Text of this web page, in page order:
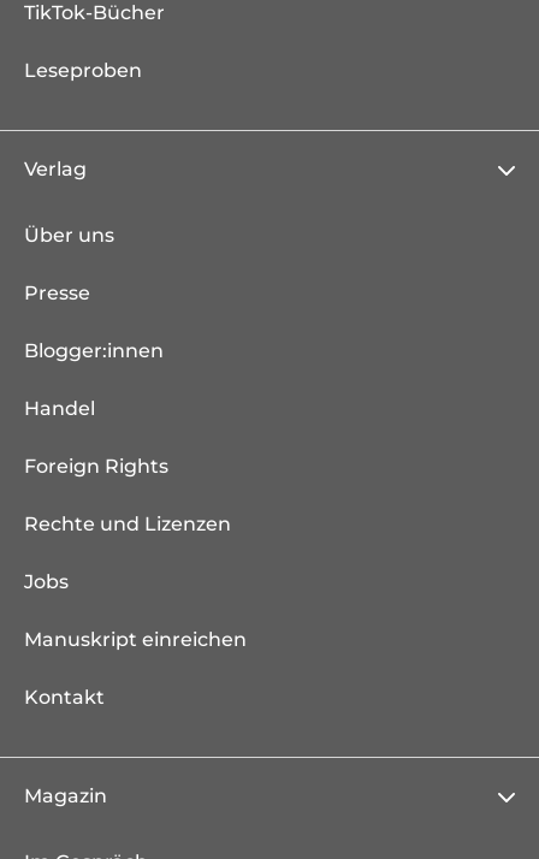
TikTok-Bücher
Leseproben
Verlag
Über uns
Presse
Blogger:innen
Handel
Foreign Rights
Rechte und Lizenzen
Jobs
Manuskript einreichen
Kontakt
Magazin